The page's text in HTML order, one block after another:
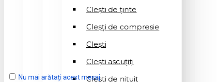
Clești de ținte
Cleșți de compresie
Cleşti
Clești ascuțiți
Cleşti de nituit
Nu mai arătați acest mesaj